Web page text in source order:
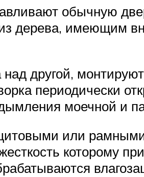
обычную
дерева, имеющим
другой,
периодически
моечной и
или
которому